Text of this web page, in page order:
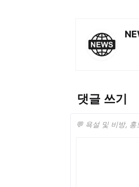
댓글 쓰기
💬 욕설 및 비방,